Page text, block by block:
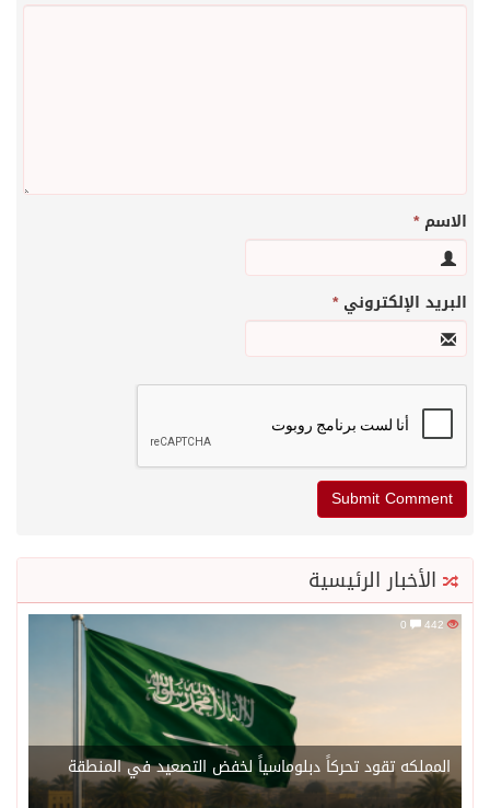
الاسم*
البريد الإلكتروني*
الأخبار الرئيسية
المملكه تقود تحركاً دبلوماسياً لخفض التصعيد في المنطقة